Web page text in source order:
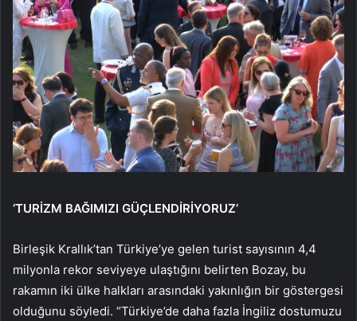
‘TURİZM BAĞIMIZI GÜÇLENDİRİYORUZ’
Birleşik Krallık’tan Türkiye’ye gelen turist sayısının 4,4
milyonla rekor seviyeye ulaştığını belirten Bozay, bu
rakamın iki ülke halkları arasındaki yakınlığın bir göstergesi
olduğunu söyledi. “Türkiye’de daha fazla İngiliz dostumuzu